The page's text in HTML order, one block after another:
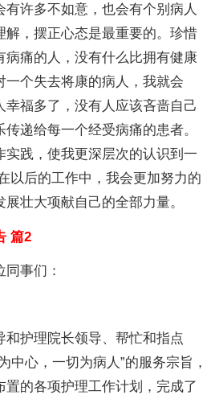
有许多不如意，也会有个别病人
解，摆正心态是最重要的。珍惜
病痛的人，没有什么比拥有健康
一个失去将康的病人，我就会
幸福多了，没有人应该吝啬自己
递给每一个经受病痛的患者。
实践，使我更深层次的认识到一
以后的工作中，我会更加努力的
壮大项献自己的全部力量。
篇2
事们：
和护理院长领导、帮忙和指点
中心，一切为病人”的服务宗旨，
置的各项护理工作计划，完成了